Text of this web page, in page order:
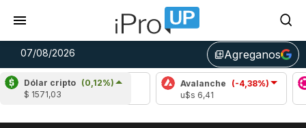
07/08/2026 library_addAgreganos
Dólar cripto (0,12%)
$ 1571,03
Cardano (6,38%)
u$s 0,20
Avalanche (-4,38%)
u$s 6,41